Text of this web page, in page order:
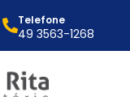
Telefone
49 3563-1268